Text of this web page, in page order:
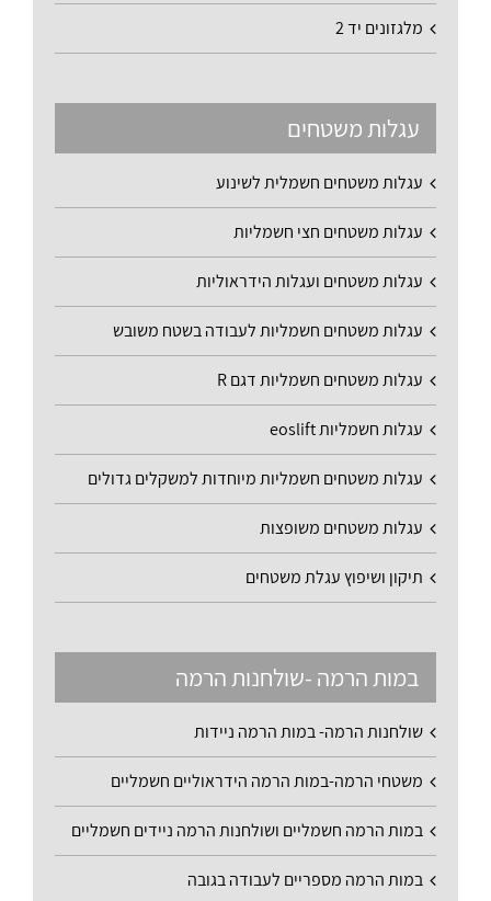
מלגזונים יד 2
עגלות משטחים
עגלות משטחים חשמלית לשינוע
עגלות משטחים חצי חשמליות
עגלות משטחים ועגלות הידראוליות
עגלות משטחים חשמליות לעבודה בשטח משובש
עגלות משטחים חשמליות דגם R
עגלות חשמליות eoslift
עגלות משטחים חשמליות מיוחדות למשקלים גדולים
עגלות משטחים משופצות
תיקון ושיפוץ עגלת משטחים
במות הרמה -שולחנות הרמה
שולחנות הרמה- במות הרמה ניידות
משטחי הרמה-במות הרמה הידראוליים חשמליים
במות הרמה חשמליים ושולחנות הרמה ניידים חשמליים
במות הרמה מספריים לעבודה בגובה